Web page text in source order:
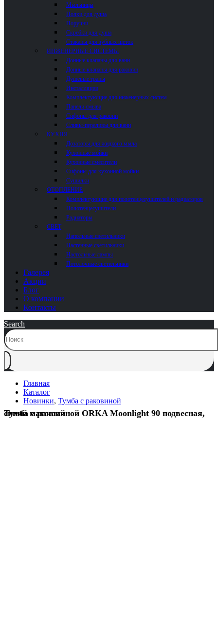
Мыльницы
Полки для душа
Поручни
Скребки для душа
Стаканы для зубных щеток
ИНЖЕНЕРНЫЕ СИСТЕМЫ
Донные клапаны для ванн
Донные клапаны для раковин
Душевые трапы
Инсталляции
Комплектующие для инженерных систем
Панели смыва
Сифоны для раковин
Сливы-переливы для ванн
КУХНЯ
Дозаторы для жидкого мыла
Кухонные мойки
Кухонные смесители
Сифоны для кухонной мойки
Сушилки
ОТОПЛЕНИЕ
Комплектующие для полотенцесушителей и радиаторов
Полотенцесушители
Радиаторы
СВЕТ
Напольные светильники
Настенные светильники
Настольные лампы
Потолочные светильники
Галерея
Акции
Блог
О компании
Контакты
Search
Главная
Каталог
Новинки, Тумба с раковиной
Тумба с раковиной ORKA Moonlight 90 подвесная, синий матовый